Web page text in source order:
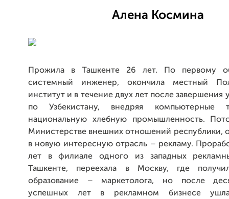
Алена Космина
Прожила в Ташкенте 26 лет. По первому
системный инженер, окончила местный
институт и в течение двух лет после завершения
по Узбекистану, внедряя компьютерные
национальную хлебную промышленность.
Министерстве внешних отношений республики,
в новую интересную отрасль – рекламу.
лет в филиале одного из западных
Ташкенте, переехала в Москву, где
образование – маркетолога, но после
успешных лет в рекламном бизнесе